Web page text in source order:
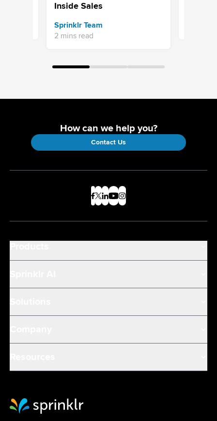
Inside Sales
Sprinklr Team
2 mins read
How can we help you?
Contact Us